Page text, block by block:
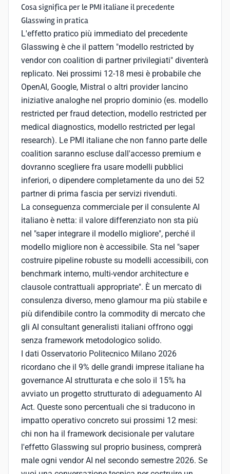
Cosa significa per le PMI italiane il precedente
Glasswing in pratica
L'effetto pratico più immediato del precedente
Glasswing è che il pattern "modello restricted by
vendor con coalition di partner privilegiati" diventerà
replicato. Nei prossimi 12-18 mesi è probabile che
OpenAI, Google, Mistral o altri provider lancino
iniziative analoghe nel proprio dominio (es. modello
restricted per fraud detection, modello restricted per
medical diagnostics, modello restricted per legal
research). Le PMI italiane che non fanno parte delle
coalition saranno escluse dall'accesso premium e
dovranno scegliere fra usare modelli pubblici
inferiori, o dipendere completamente da uno dei 52
partner di prima fascia per servizi rivenduti.
La conseguenza commerciale per il consulente AI
italiano è netta: il valore differenziato non sta più
nel "saper integrare il modello migliore", perché il
modello migliore non è accessibile. Sta nel "saper
costruire pipeline robuste su modelli accessibili, con
benchmark interno, multi-vendor architecture e
clausole contrattuali appropriate". È un mercato di
consulenza diverso, meno glamour ma più stabile e
più difendibile contro la commodity di mercato che
gli AI consultant generalisti italiani offrono oggi
senza framework metodologico solido.
I dati Osservatorio Politecnico Milano 2026
ricordano che il 9% delle grandi imprese italiane ha
governance AI strutturata e che solo il 15% ha
avviato un progetto strutturato di adeguamento AI
Act. Queste sono percentuali che si traducono in
impatto operativo concreto sui prossimi 12 mesi:
chi non ha il framework decisionale per valutare
l'effetto Glasswing sul proprio business, comprerà
male ogni vendor AI nel secondo semestre 2026. Se